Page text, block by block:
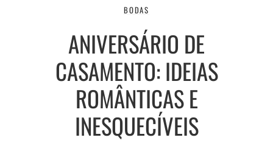
e
a
r
a
m
o
k
s
t
BODAS
ANIVERSÁRIO DE
CASAMENTO: IDEIAS
ROMÂNTICAS E
INESQUECÍVEIS